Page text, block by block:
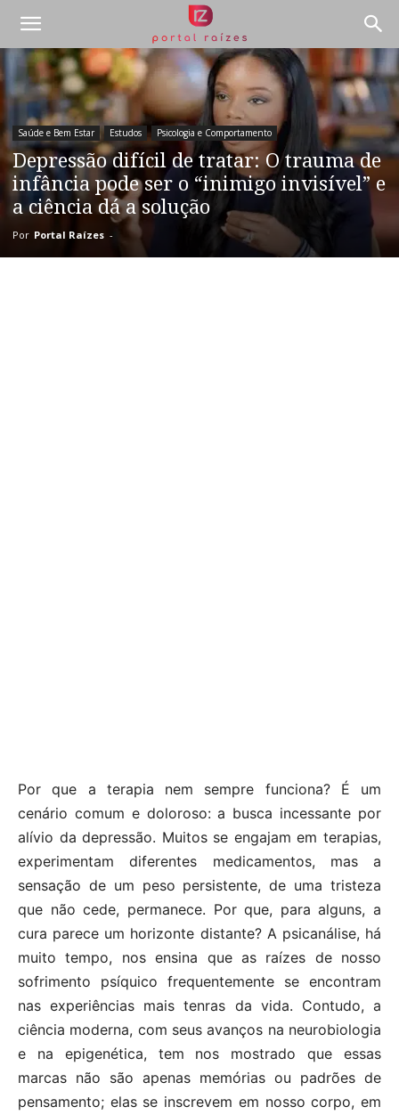
Saúde e Bem Estar Estudos Psicologia e Comportamento
Depressão difícil de tratar: O trauma de
infância pode ser o “inimigo invisível” e
a ciência dá a solução
Por Portal Raízes -
Por que a terapia nem sempre funciona? É um
cenário comum e doloroso: a busca incessante por
alívio da depressão. Muitos se engajam em terapias,
experimentam diferentes medicamentos, mas a
sensação de um peso persistente, de uma tristeza
que não cede, permanece. Por que, para alguns, a
cura parece um horizonte distante? A psicanálise, há
muito tempo, nos ensina que as raízes de nosso
sofrimento psíquico frequentemente se encontram
nas experiências mais tenras da vida. Contudo, a
ciência moderna, com seus avanços na neurobiologia
e na epigenética, tem nos mostrado que essas
marcas não são apenas memórias ou padrões de
pensamento; elas se inscrevem em nosso corpo, em